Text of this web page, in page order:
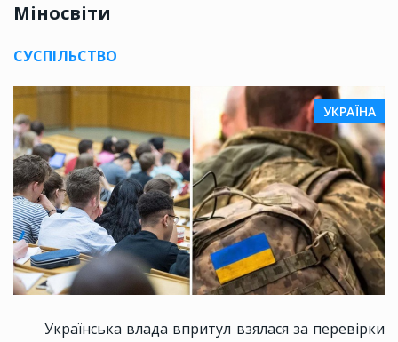
Міносвіти
СУСПІЛЬСТВО
УКРАЇНА
Українська влада впритул взялася за перевірки